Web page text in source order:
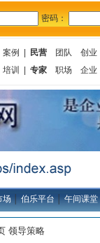
密码：
案例 民营 团队
创业
培训 专家 职场 企业
场│伯乐平台│午间课堂
领导策略